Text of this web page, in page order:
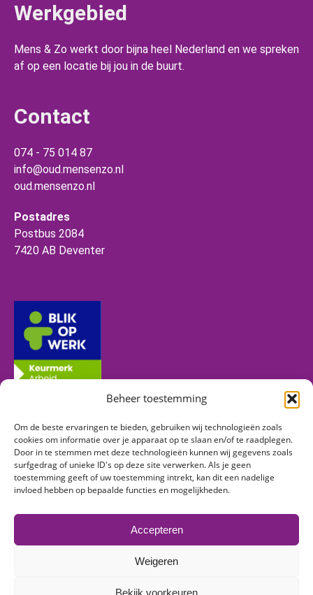
Beheer toestemming
Om de beste ervaringen te bieden, gebruiken wij technologieën zoals
cookies om informatie over je apparaat op te slaan en/of te raadplegen.
Door in te stemmen met deze technologieën kunnen wij gegevens zoals
surfgedrag of unieke ID's op deze site verwerken. Als je geen
toestemming geeft of uw toestemming intrekt, kan dit een nadelige
invloed hebben op bepaalde functies en mogelijkheden.
Accepteren
Weigeren
Bekijk voorkeuren
Werkgebied
Mens & Zo werkt door bijna heel Nederland en we spreken
af op een locatie bij jou in de buurt.
Contact
074 - 75 014 87
info@oud.mensenzo.nl
oud.mensenzo.nl
Postadres
Postbus 2084
7420 AB Deventer
Volg ons
Vind ons op:
Facebook
page
Linkedin
page
Instagram
page
window
© 2026 Mens & Zo | Alle rechten voorbehouden -